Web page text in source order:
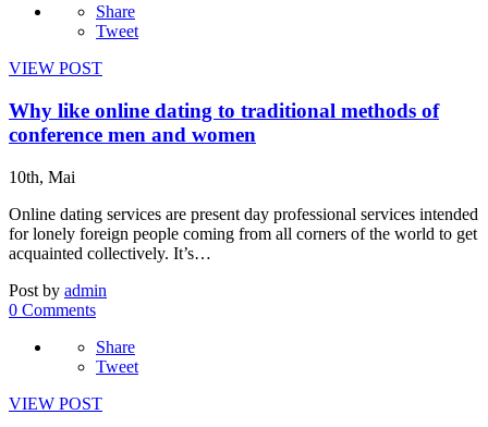
Share
Tweet
VIEW POST
Why like online dating to traditional methods of
conference men and women
10th, Mai
Online dating services are present day professional services intended
for lonely foreign people coming from all corners of the world to get
acquainted collectively. It’s…
Post by admin
0 Comments
Share
Tweet
VIEW POST